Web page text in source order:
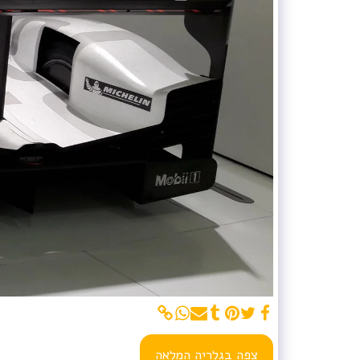
צפה בגלריה המלאה